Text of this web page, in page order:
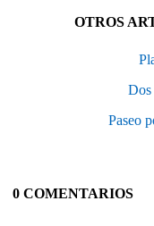
OTROS
Dos
Paseo
0 COMENTARIOS